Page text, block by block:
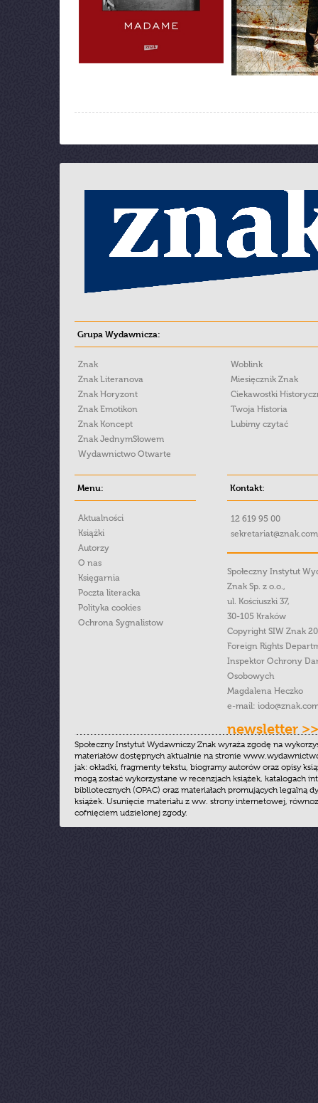
Grupa Wydawnicza:
Znak
Znak Literanova
Znak Horyzont
Znak Emotikon
Znak Koncept
Znak JednymSłowem
Wydawnictwo Otwarte
Woblink
Miesięcznik Znak
Ciekawostki
Twoja Historia
Lubimy czytać
Menu:
Aktualności
Książki
Autorzy
O nas
Księgarnia
Poczta literacka
Polityka cookies
Ochrona Sygnalistow
Kontakt:
12 619 95 00
Społeczny Instytut
Znak Sp. z o.o.,
ul. Kościuszki 37,
30-105 Kraków
Copyright SIW Znak
Foreign Rights
Inspektor Ochrony
Osobowych
Magdalena Heczko
e-mail:
newsletter >>
Społeczny Instytut Wydawniczy Znak wyraża zgodę na
materiałów dostępnych aktualnie na stronie
jak: okładki, fragmenty tekstu, biogramy autorów oraz opisy
mogą zostać wykorzystane w recenzjach książek, katalogach
bibliotecznych (OPAC) oraz materiałach promujących legalną
książek. Usunięcie materiału z ww. strony internetowej,
cofnięciem udzielonej zgody.